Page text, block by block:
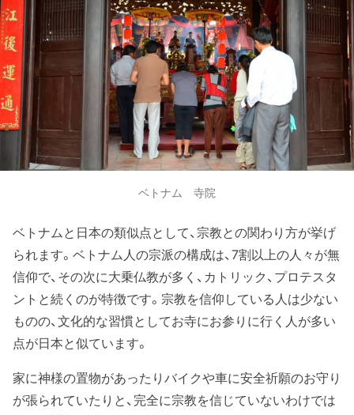
ベトナム 寺院
ベトナムと日本の類似点として、宗教との関わり方が挙げ
られます。ベトナム人の宗派の構成は、7割以上の人々が無
信仰で、その次に大乗仏教が多く、カトリック、プロテスタ
ントと続くのが特徴です。宗教を信仰している人は少ない
ものの、文化的な習慣としてお寺にお参りに行く人が多い
点が日本と似ています。
家に神様の置物があったりバイクや車に安全祈願のお守り
が張られていたりと、完全に宗教を信じていないわけでは